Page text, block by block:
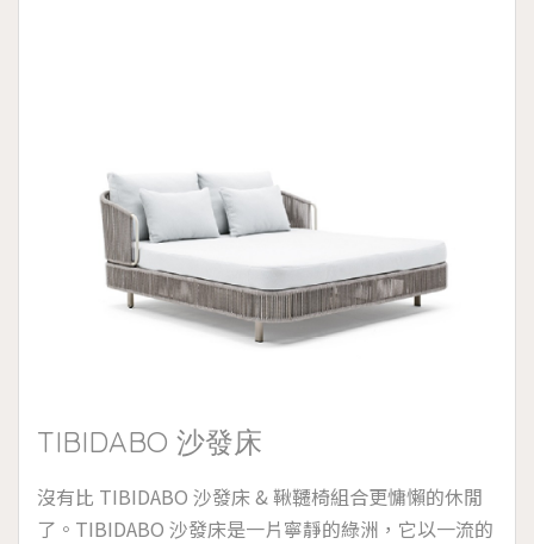
TIBIDABO 沙發床
沒有比 TIBIDABO 沙發床 & 鞦韆椅組合更慵懶的休閒
了。TIBIDABO 沙發床是一片寧靜的綠洲，它以一流的